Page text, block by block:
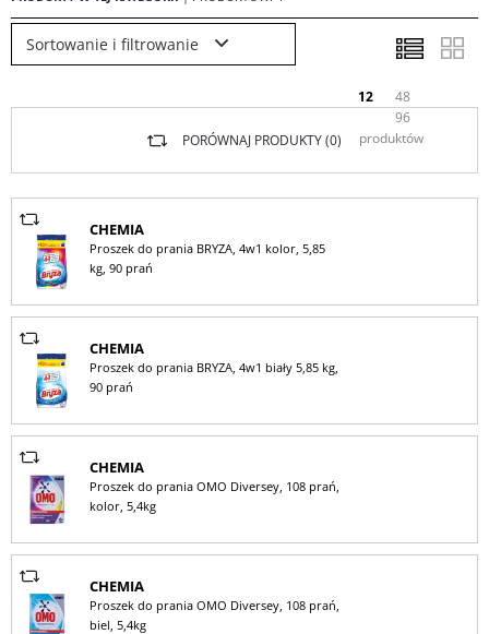
Sortowanie i filtrowanie
12
48
96
produktów
PORÓWNAJ PRODUKTY (0)
CHEMIA
Proszek do prania BRYZA, 4w1 kolor, 5,85
kg, 90 prań
CHEMIA
Proszek do prania BRYZA, 4w1 biały 5,85 kg,
90 prań
CHEMIA
Proszek do prania OMO Diversey, 108 prań,
kolor, 5,4kg
CHEMIA
Proszek do prania OMO Diversey, 108 prań,
biel, 5,4kg